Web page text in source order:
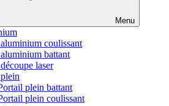
Menu
coulissant
battant
laser
plein battant
plein coulissant